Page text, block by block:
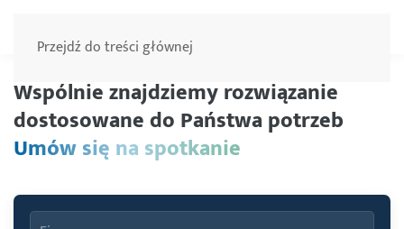
Przejdź do treści głównej
Wspólnie znajdziemy rozwiązanie
dostosowane do Państwa potrzeb
Umów się na spotkanie